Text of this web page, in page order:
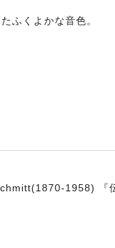
たふくよかな音色。
1958)
ン